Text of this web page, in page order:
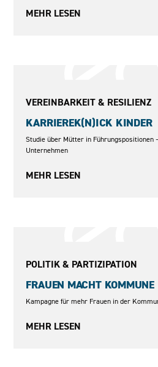
MEHR LESEN
VEREINBARKEIT & RESILIENZ
KARRIEREK(N)ICK KINDER
Studie über Mütter in Führungspositionen
Unternehmen
MEHR LESEN
POLITIK & PARTIZIPATION
FRAUEN MACHT KOMMUNE
Kampagne für mehr Frauen in der
MEHR LESEN